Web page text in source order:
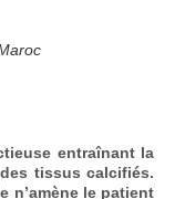
entraînant la
tissus calcifiés.
n’amène le patient